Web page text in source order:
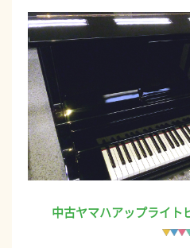
中古ヤマハアップライト